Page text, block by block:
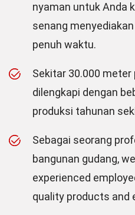
nyaman untuk Anda
senang
penuh waktu.
Sekitar 30.000 meter
dilengkapi dengan
produksi tahunan
Sebagai seorang
bangunan gudang,
experienced
quality products and